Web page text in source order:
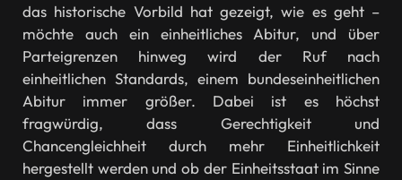
das historische Vorbild hat gezeigt, wie es geht –
möchte auch ein einheitliches Abitur, und über
Parteigrenzen hinweg wird der Ruf nach
einheitlichen Standards, einem bundeseinheitlichen
Abitur immer größer. Dabei ist es höchst
fragwürdig, dass Gerechtigkeit und
Chancengleichheit durch mehr Einheitlichkeit
hergestellt werden und ob der Einheitsstaat im Sinne